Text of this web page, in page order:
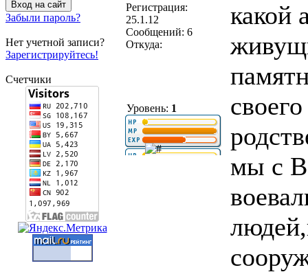
Забыли пароль?
Нет учетной записи?
Зарегистрируйтесь!
Счетчики
Регистрация:
25.1.12
Сообщений: 6
Откуда:
Уровень: 1
какой
мы с